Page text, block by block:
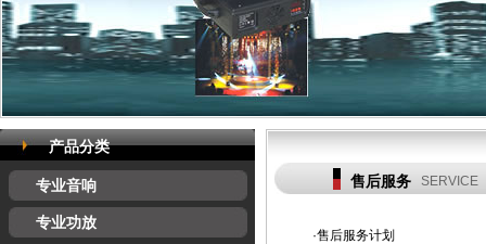
产品分类
专业音响
专业功放
售后服务 SERVICE
·售后服务计划